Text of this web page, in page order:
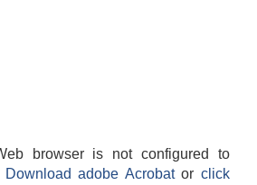
browser is not configured to
Download adobe Acrobatorclick